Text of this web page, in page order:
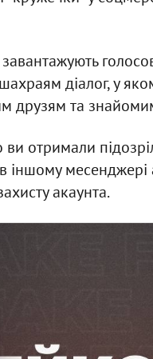
діалог, у
друзям та
отримали
месенджері
акаунта.